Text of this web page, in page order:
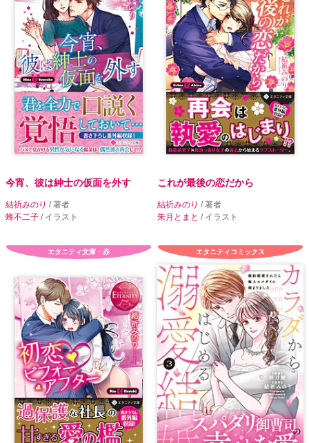
今宵、彼は紳士の仮面を外す
結祈みのり / 著者
蜂不二子 / イラスト
これが最後の恋だから
結祈みのり / 著者
朱月とまと / イラスト
エタニティ文庫・赤 エタニティコミックス